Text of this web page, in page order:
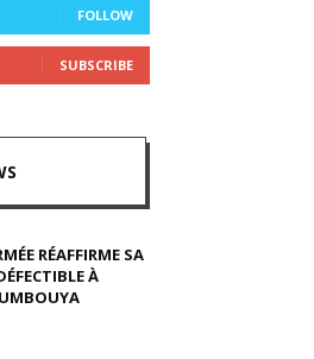
FOLLOW
SUBSCRIBE
RÉAFFIRME SA
À